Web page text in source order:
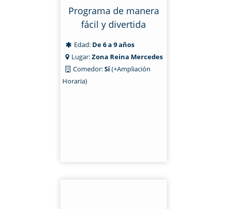
Programa de manera
fácil y divertida
Edad: De 6 a 9 años
Lugar:Zona Reina Mercedes
Comedor:Sí(+Ampliación
Horaria)